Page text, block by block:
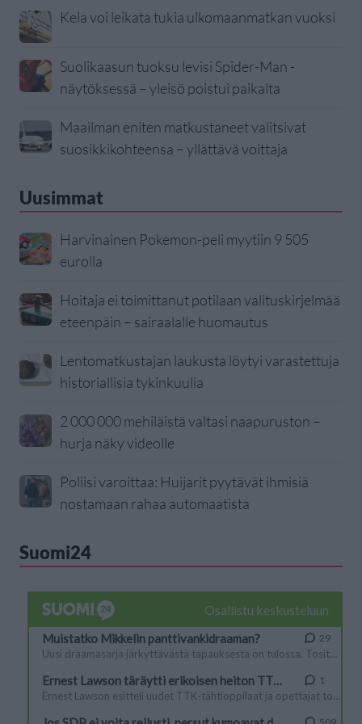
Kela voi leikata tukia ulkomaanmatkan vuoksi
Suolikaasun tuoksu levisi Spider-Man -
näytöksessä – yleisö poistui paikalta
Maailman eniten matkustaneet valitsivat
suosikkikohteensa – yllättävä voittaja
Uusimmat
Harvinainen Pokemon-peli myytiin 9 505
eurolla
Hoitaja ei toimittanut potilaan valituskirjelmää
eteenpäin – sairaalalle huomautus
Lentomatkustajan laukusta löytyi varastettuja
historiallisia tykinkuulia
2 000 000 mehiläistä valtasi naapuruston –
hurja näky videolle
Poliisi varoittaa: Huijarit pyytävät ihmisiä
nostamaan rahaa automaatista
Suomi24